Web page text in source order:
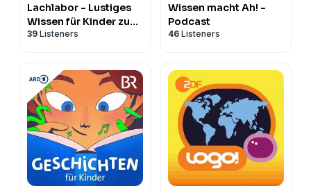
Lachlabor - Lustiges
Wissen für Kinder zum
Miträtseln
39 Listeners
Wissen macht Ah! -
Podcast
46 Listeners